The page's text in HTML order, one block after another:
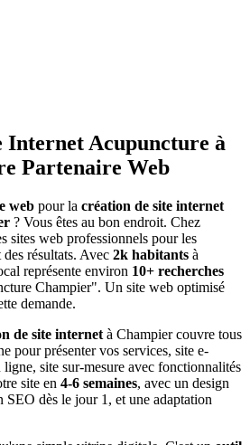
Internet Acupuncture à
Partenaire Web
web pour la création de site internet
? Vous êtes au bon endroit. Chez
sites web professionnels pour les
résultats. Avec 2k habitants à
représente environ 10+ recherches
Champier". Un site web optimisé
demande.
de site internet à Champiercouvre tous
pour présenter vos services, site e-
site sur-mesure avec fonctionnalités
site en 4-6 semaines, avec un design
SEO dès le jour 1, et une adaptation